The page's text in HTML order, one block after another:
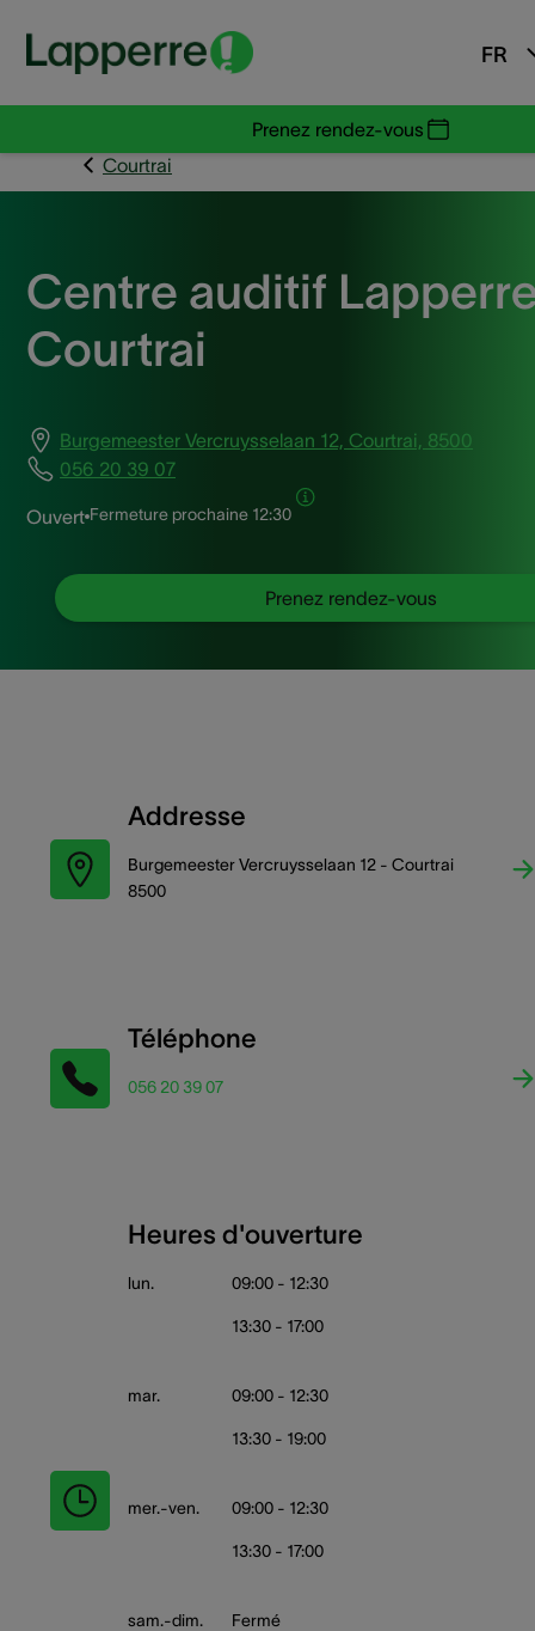
FR
Prenez rendez-vous
Courtrai
Centre auditif
Courtrai
Burgemeester Vercruysselaan 12, Courtrai, 8500
056 20 39 07
Ouvert Fermeture prochaine 12:30
Prenez rendez-vous
Addresse
Burgemeester Vercruysselaan 12 - Courtrai
8500
Téléphone
056 20 39 07
Heures d'ouverture
lun. 09:00 - 12:30
13:30 - 17:00
mar. 09:00 - 12:30
13:30 - 19:00
mer.-ven. 09:00 - 12:30
13:30 - 17:00
sam.-dim. Fermé